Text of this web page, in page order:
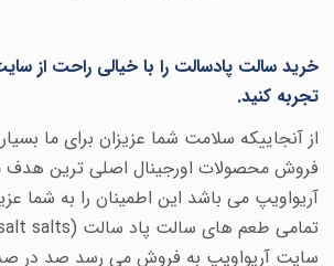
خرید سالت پادسالت را با خیالی راحت از
تجربه کنید.
از آنجاییکه سلامت شما عزیزان برای ما
فروش محصولات اورجینال اصلی ترین هدف
آریواویپ می باشد این اطمینان را به شما
تمامی طعم های سالت پاد سالت salts)
سایت آریواویپ به فروش می رسد صد در صد